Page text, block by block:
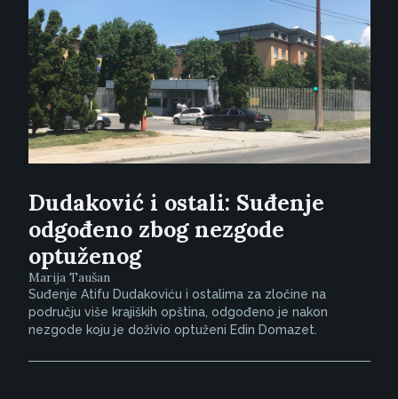
Dudaković i ostali: Suđenje
odgođeno zbog nezgode
optuženog
Marija Taušan
Suđenje Atifu Dudakoviću i ostalima za zločine na
području više krajiških opština, odgođeno je nakon
nezgode koju je doživio optuženi Edin Domazet.